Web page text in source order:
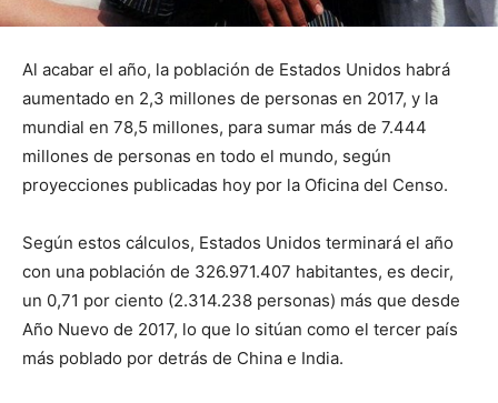
Al acabar el año, la población de Estados Unidos habrá
aumentado en 2,3 millones de personas en 2017, y la
mundial en 78,5 millones, para sumar más de 7.444
millones de personas en todo el mundo, según
proyecciones publicadas hoy por la Oficina del Censo.
Según estos cálculos, Estados Unidos terminará el año
con una población de 326.971.407 habitantes, es decir,
un 0,71 por ciento (2.314.238 personas) más que desde
Año Nuevo de 2017, lo que lo sitúan como el tercer país
más poblado por detrás de China e India.